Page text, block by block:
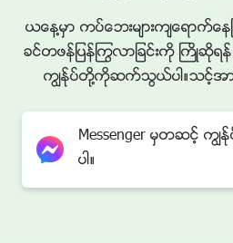
ယေန႔မွာ ကပ္ေဘးမ်ားက်ေရာက္ေ
ခင္တဖန္ျပန္ႂကြလာျခင္းကို ႀကိဳဆို
ကြၽန္ုပ္တို႔ကိုဆက္သြယ္ပါ။သင့္အား
Messenger မွတဆင့္ က
ပါ။